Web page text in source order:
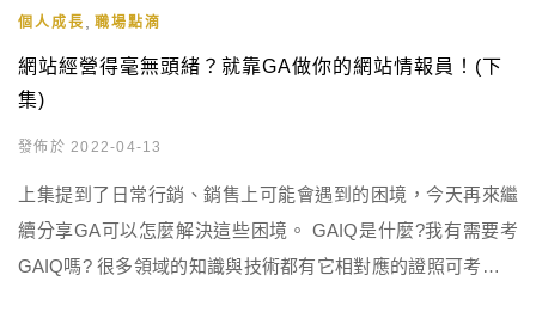
個人成長 職場點滴
網站經營得毫無頭緒？就靠GA做你的網站情報員！(下
集)
發佈於 2022-04-13
上集提到了日常行銷、銷售上可能會遇到的困境，今天再來繼
續分享GA可以怎麼解決這些困境。 GAIQ是什麼?我有需要考
GAIQ嗎? 很多領域的知識與技術都有它相對應的證照可考，而